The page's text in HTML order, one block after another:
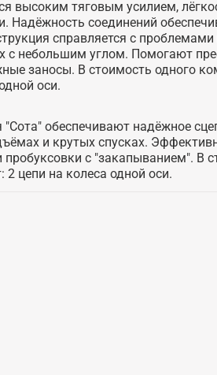
высоким тяговым усилием,
Надёжность соединений
справляется с проблемами
с небольшим углом. Помогают
заносы. В стоимость одного
оси.
обеспечивают надёжное
и крутых спусках.
с "закапыванием". В
2 цепи на колеса одной оси.